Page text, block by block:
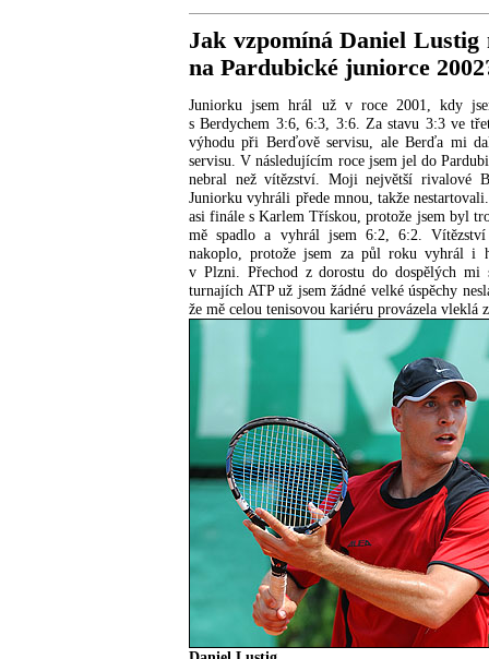
Jak vzpomíná Daniel Lustig
na Pardubické juniorce
Juniorku jsem hrál už v roce 2001, kdy
s Berdychem 3:6, 6:3, 3:6. Za stavu 3:3 ve
výhodu při Berďově servisu, ale Berďa mi
servisu. V následujícím roce jsem jel do
nebral než vítězství. Moji největší rivalové
Juniorku vyhráli přede mnou, takže
asi finále s Karlem Třískou, protože jsem byl
mě spadlo a vyhrál jsem 6:2, 6:2.
nakoplo, protože jsem za půl roku vyhrál i
v Plzni. Přechod z dorostu do dospělých mi
turnajích ATP už jsem žádné velké úspěchy
že mě celou tenisovou kariéru provázela vleklá